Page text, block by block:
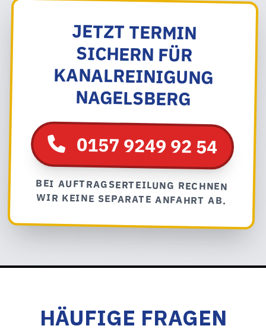
JETZT TERMIN
SICHERN FÜR
KANALREINIGUNG
NAGELSBERG
0157 9249 92 54
BEI AUFTRAGSERTEILUNG RECHNEN
WIR KEINE SEPARATE ANFAHRT AB.
HÄUFIGE FRAGEN